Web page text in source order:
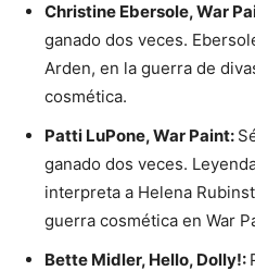
Christine Ebersole, War
ganado dos veces.
Arden, en la guerra de
cosmética.
Patti LuPone, War Paint:
ganado dos veces.
interpreta a Helena
guerra cosmética en War
Bette Midler, Hello, Dolly!: